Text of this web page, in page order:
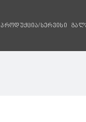
პროდუქცია/სერვისი